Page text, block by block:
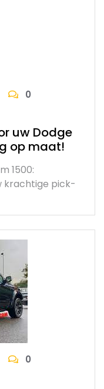
0
uw Dodge
op maat!
1500:
krachtige pick-
0